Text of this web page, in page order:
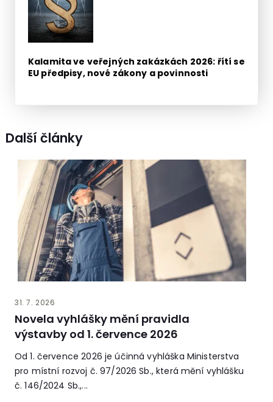
Kalamita ve veřejných zakázkách 2026: řítí se
EU předpisy, nové zákony a povinnosti
Další články
31. 7. 2026
Novela vyhlášky mění pravidla
výstavby od 1. července 2026
Od 1. července 2026 je účinná vyhláška Ministerstva
pro místní rozvoj č. 97/2026 Sb., která mění vyhlášku
č. 146/2024 Sb.,...